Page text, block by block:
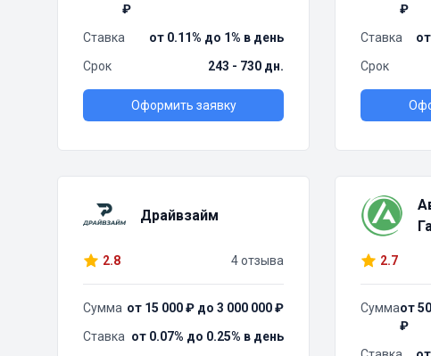
₽
Ставка
от 0.11% до 1% в день
Срок
243 - 730 дн.
Оформить заявку
₽
Ставка
Срок
Драйвзайм
2.8 4 отзыва
Сумма от 15 000 ₽ до 3 000 000 ₽
Ставка от 0.07% до 0.25% в день
2.7
Суммаот
₽